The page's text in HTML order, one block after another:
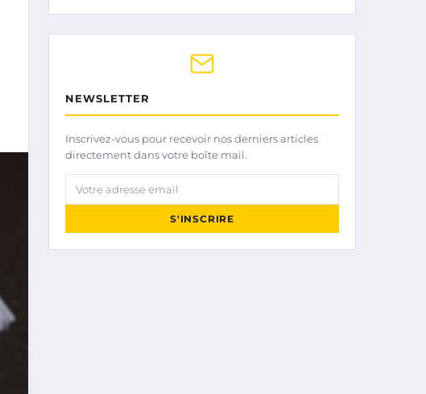
NEWSLETTER
Inscrivez-vous pour recevoir nos derniers articles
directement dans votre boîte mail.
Votre adresse email
S'INSCRIRE